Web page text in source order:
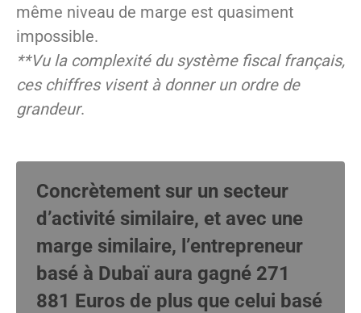
même niveau de marge est quasiment
impossible.
**Vu la complexité du système fiscal français,
ces chiffres visent à donner un ordre de
grandeur.
Concrètement sur un secteur
d’activité similaire, et avec une
marge similaire, l’entrepreneur
basé à Dubaï aura gagné 271
881 Euros de plus que celui basé